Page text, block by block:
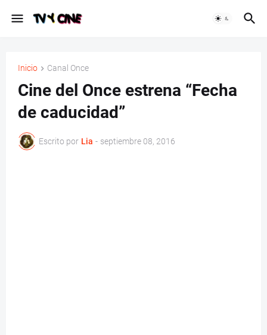
Inicio Canal Once
Cine del Once estrena “Fecha
de caducidad”
Escrito por Lia - septiembre 08, 2016